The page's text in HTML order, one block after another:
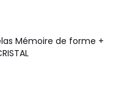
Mémoire de forme +